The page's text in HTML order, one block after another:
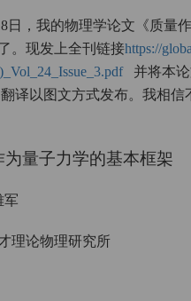
日，我的物理学论文《质量
。现发上全刊链接https://
并将本论
译以图文方式发布。我相
为量子力学的基本框架
军
理论物理研究所